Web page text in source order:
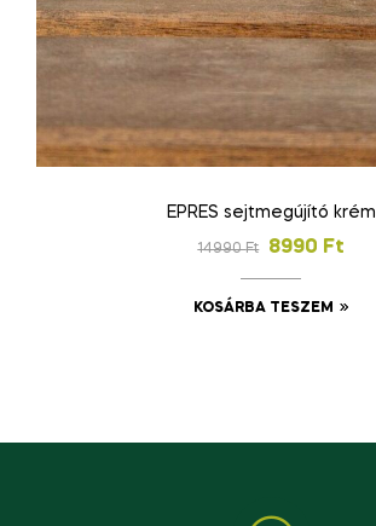
EPRES sejtmegújító krém
14990Ft 8990 Ft
KOSÁRBA TESZEM